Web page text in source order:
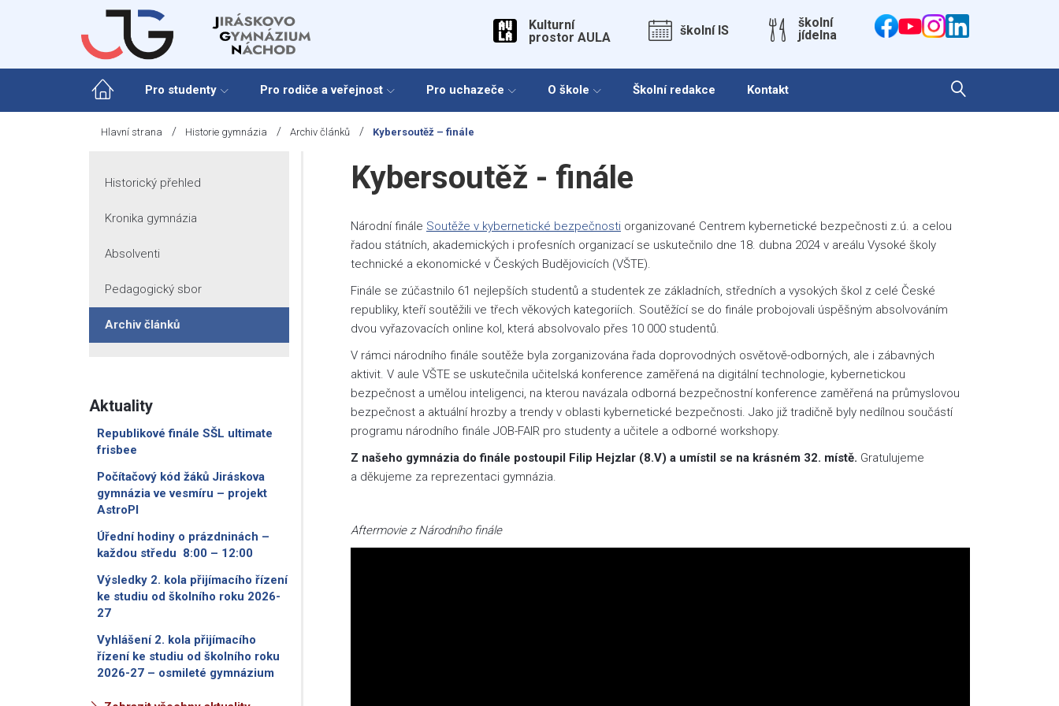
Kulturní
prostor AULA
školní IS
školní
jídelna
Pro studenty Pro rodiče a veřejnost Pro uchazeče O škole Školní redakce Kontakt
Hlavní strana / Historie gymnázia / Archiv článků / Kybersoutěž – finále
Kybersoutěž - finále
Národní finále Soutěže v kybernetické bezpečnosti organizované Centrem kybernetické bezpečnosti z.ú. a celou
řadou státních, akademických i profesních organizací se uskutečnilo dne 18. dubna 2024 v areálu Vysoké školy
technické a ekonomické v Českých Budějovicích (VŠTE).
Finále se zúčastnilo 61 nejlepších studentů a studentek ze základních, středních a vysokých škol z celé České
republiky, kteří soutěžili ve třech věkových kategoriích. Soutěžící se do finále probojovali úspěšným absolvováním
dvou vyřazovacích online kol, která absolvovalo přes 10 000 studentů.
V rámci národního finále soutěže byla zorganizována řada doprovodných osvětově-odborných, ale i zábavných
aktivit. V aule VŠTE se uskutečnila učitelská konference zaměřená na digitální technologie, kybernetickou
bezpečnost a umělou inteligenci, na kterou navázala odborná bezpečnostní konference zaměřená na průmyslovou
bezpečnost a aktuální hrozby a trendy v oblasti kybernetické bezpečnosti. Jako již tradičně byly nedílnou součástí
programu národního finále JOB-FAIR pro studenty a učitele a odborné workshopy.
Z našeho gymnázia do finále postoupil Filip Hejzlar (8.V) a umístil se na krásném 32. místě. Gratulujeme
a děkujeme za reprezentaci gymnázia.
Aftermovie z Národního finále
Historický přehled
Kronika gymnázia
Absolventi
Pedagogický sbor
Archiv článků
Aktuality
Republikové finále SŠL ultimate
frisbee
Počítačový kód žáků Jiráskova
gymnázia ve vesmíru – projekt
AstroPI
Úřední hodiny o prázdninách –
každou středu 8:00 – 12:00
Výsledky 2. kola přijímacího řízení
ke studiu od školního roku 2026-
27
Vyhlášení 2. kola přijímacího
řízení ke studiu od školního roku
2026-27 – osmileté gymnázium